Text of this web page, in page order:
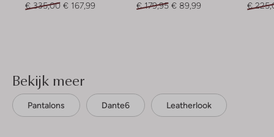
€ 335,00 € 167,99
€ 179,95 € 89,99
€
Bekijk meer
Pantalons Dante6 Leatherlook